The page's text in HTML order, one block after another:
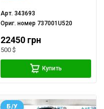
Арт.343693
Ориг. номер 737001U520
22450 грн
500 $
Купить
Б/У